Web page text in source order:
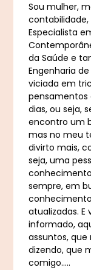
Sou mulher,
Especialista
da Saúde e
Engenharia
viciada em
pensamentos
dias, ou seja,
encontro um
mas no meu
divirto mais,
seja, uma
sempre, em
atualizadas.
informado,
assuntos,
dizendo, que
comigo…..